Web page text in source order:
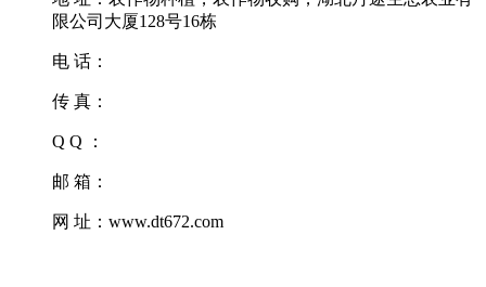
限公司大厦128号16栋
电 话：
传 真：
Q Q ：
邮 箱：
网 址：www.dt672.com